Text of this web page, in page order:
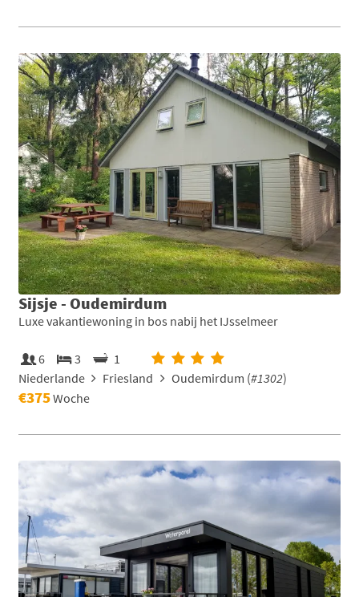
Sijsje - Oudemirdum
Luxe vakantiewoning in bos nabij het IJsselmeer
6 3
1
Niederlande
Friesland Oudemirdum (#1302)
€375Woche